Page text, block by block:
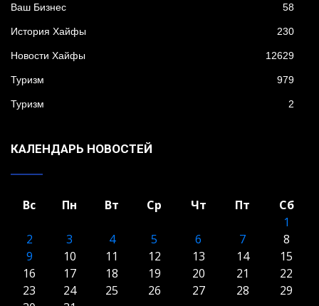
Ваш Бизнес 58
История Хайфы 230
Новости Хайфы 12629
Туризм 979
Туризм 2
КАЛЕНДАРЬ НОВОСТЕЙ
Вс Пн Вт Ср Чт Пт
Сб
1
2
3 4 5 6 7
8
9
10 11 12 13 14
15
16
17 18 19 20 21
22
23
24 25 26 27 28
29